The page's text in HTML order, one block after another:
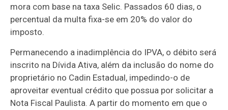
mora com base na taxa Selic. Passados 60 dias, o
percentual da multa fixa-se em 20% do valor do
imposto.
Permanecendo a inadimplência do IPVA, o débito será
inscrito na Dívida Ativa, além da inclusão do nome do
proprietário no Cadin Estadual, impedindo-o de
aproveitar eventual crédito que possua por solicitar a
Nota Fiscal Paulista. A partir do momento em que o